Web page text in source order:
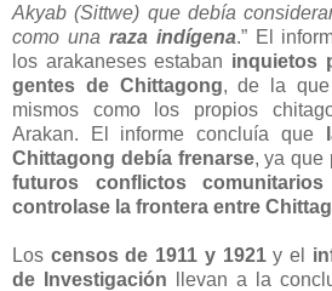
Akyab (Sittwe) que debía
como una raza indígena.” El
los arakaneses estaban inquietos
gentes de Chittagong, de la que
mismos como los propios
Arakan. El informe concluía que
Chittagong debía frenarse, ya que
futuros conflictos comunitarios
controlase la frontera entre
Los censos de 1911 y 1921y el
de Investigación llevan a la